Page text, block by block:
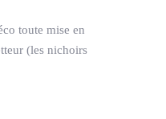
toute mise en
(les nichoirs